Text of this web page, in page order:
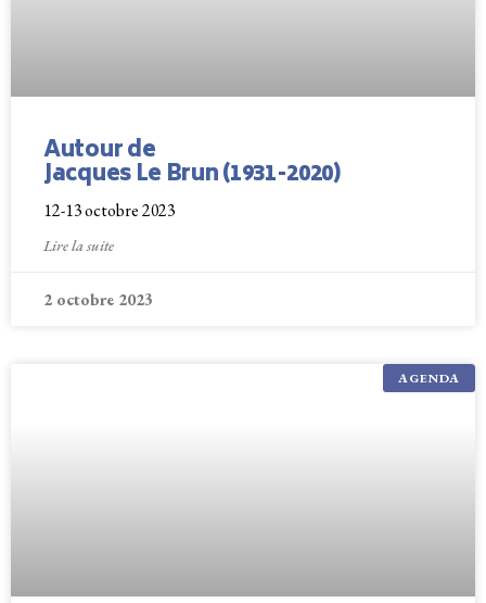
Autour de
Jacques Le Brun (1931-2020)
12-13 octobre 2023
Lire la suite
2 octobre 2023
AGENDA